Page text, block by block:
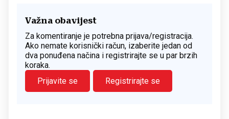
Važna obavijest
Za komentiranje je potrebna prijava/registracija.
Ako nemate korisnički račun, izaberite jedan od
dva ponuđena načina i registrirajte se u par brzih
koraka.
Prijavite se
Registrirajte se